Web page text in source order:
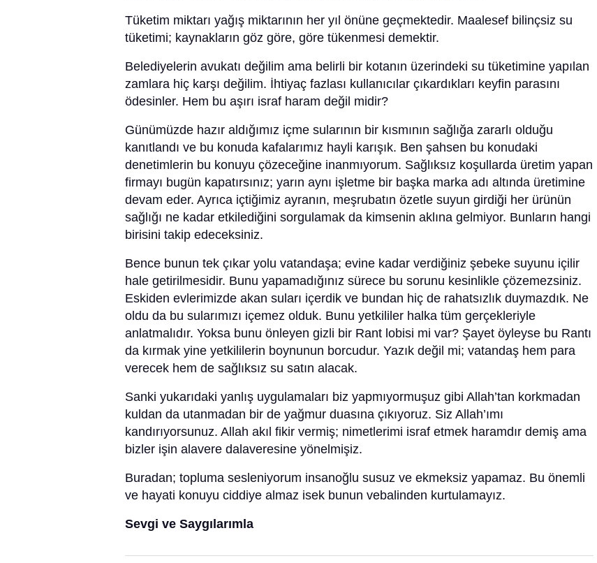
Tüketim miktarı yağış miktarının her yıl önüne geçmektedir. Maalesef bilinçsiz su
tüketimi; kaynakların göz göre, göre tükenmesi demektir.
Belediyelerin avukatı değilim ama belirli bir kotanın üzerindeki su tüketimine yapılan
zamlara hiç karşı değilim. İhtiyaç fazlası kullanıcılar çıkardıkları keyfin parasını
ödesinler. Hem bu aşırı israf haram değil midir?
Günümüzde hazır aldığımız içme sularının bir kısmının sağlığa zararlı olduğu
kanıtlandı ve bu konuda kafalarımız hayli karışık. Ben şahsen bu konudaki
denetimlerin bu konuyu çözeceğine inanmıyorum. Sağlıksız koşullarda üretim yapan
firmayı bugün kapatırsınız; yarın aynı işletme bir başka marka adı altında üretimine
devam eder. Ayrıca içtiğimiz ayranın, meşrubatın özetle suyun girdiği her ürünün
sağlığı ne kadar etkilediğini sorgulamak da kimsenin aklına gelmiyor. Bunların hangi
birisini takip edeceksiniz.
Bence bunun tek çıkar yolu vatandaşa; evine kadar verdiğiniz şebeke suyunu içilir
hale getirilmesidir. Bunu yapamadığınız sürece bu sorunu kesinlikle çözemezsiniz.
Eskiden evlerimizde akan suları içerdik ve bundan hiç de rahatsızlık duymazdık. Ne
oldu da bu sularımızı içemez olduk. Bunu yetkililer halka tüm gerçekleriyle
anlatmalıdır. Yoksa bunu önleyen gizli bir Rant lobisi mi var? Şayet öyleyse bu Rantı
da kırmak yine yetkililerin boynunun borcudur. Yazık değil mi; vatandaş hem para
verecek hem de sağlıksız su satın alacak.
Sanki yukarıdaki yanlış uygulamaları biz yapmıyormuşuz gibi Allah’tan korkmadan
kuldan da utanmadan bir de yağmur duasına çıkıyoruz. Siz Allah’ımı
kandırıyorsunuz. Allah akıl fikir vermiş; nimetlerimi israf etmek haramdır demiş ama
bizler işin alavere dalaveresine yönelmişiz.
Buradan; topluma sesleniyorum insanoğlu susuz ve ekmeksiz yapamaz. Bu önemli
ve hayati konuyu ciddiye almaz isek bunun vebalinden kurtulamayız.
Sevgi ve Saygılarımla